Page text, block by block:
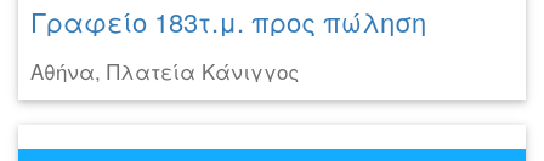
Γραφείο 183τ.μ. προς πώληση
Αθήνα, Πλατεία Κάνιγγος